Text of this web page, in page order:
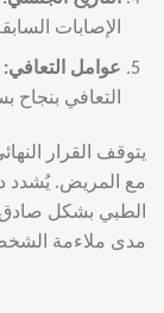
الإصابات
عوامل التعافي:
التعافي بنجاح
يتوقف القرار
مع المريض. يُشدد
الطبي بشكل صادق
مدى ملاءمة